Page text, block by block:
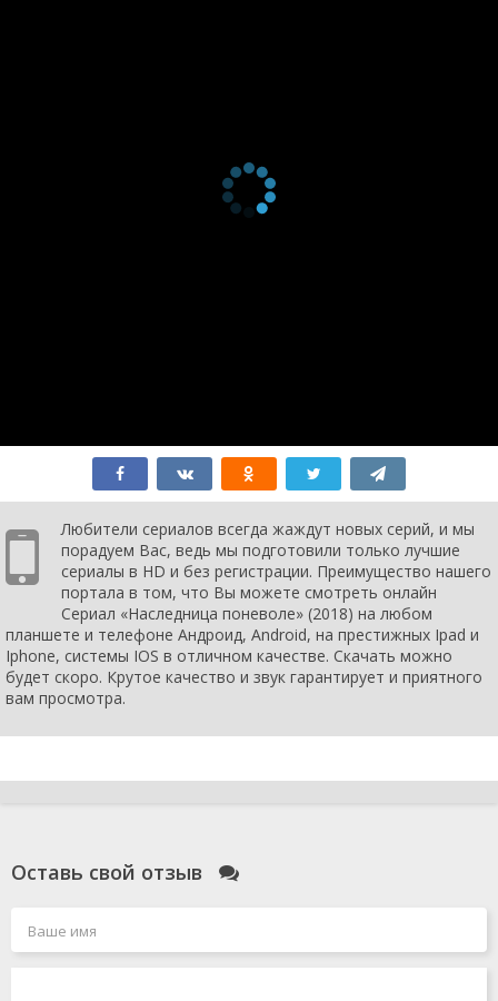
2018
13
июня
Любители сериалов всегда жаждут новых серий, и мы
порадуем Вас, ведь мы подготовили только лучшие
сериалы в HD и без регистрации. Преимущество нашего
портала в том, что Вы можете смотреть онлайн
Сериал «Наследница поневоле» (2018) на любом
планшете и телефоне Андроид, Android, на престижных Ipad и
Iphone, системы IOS в отличном качестве. Скачать можно
будет скоро. Крутое качество и звук гарантирует и приятного
вам просмотра.
Оставь свой отзыв